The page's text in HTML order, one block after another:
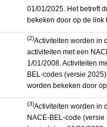
01/01/2025. Het betreft
bekeken door op de link
(2)Activiteiten worden in
activiteiten met een
1/01/2008. Activiteiten
BEL-codes (versie
worden bekeken door
(3)Activiteiten worden in
NACE-BEL-code